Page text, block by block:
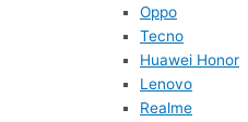
Oppo
Tecno
Huawei Honor
Lenovo
Realme